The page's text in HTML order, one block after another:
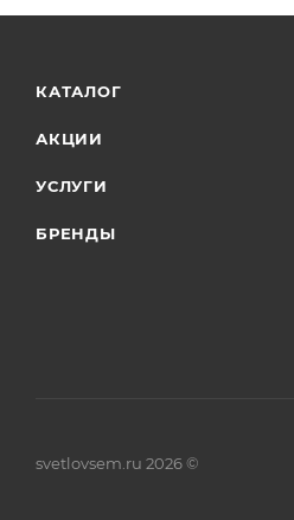
КАТАЛОГ
АКЦИИ
УСЛУГИ
БРЕНДЫ
svetlovsem.ru 2026 ©